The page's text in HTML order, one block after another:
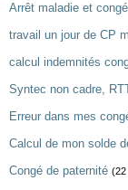
Arrêt maladie et
travail un jour de CP
calcul indemnités
Syntec non cadre,
Erreur dans mes
Calcul de mon solde
Congé de paternité (22